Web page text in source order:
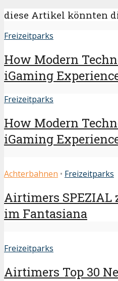
diese Artikel könnten
Freizeitparks
How Modern
iGaming
Freizeitparks
How Modern
iGaming
Achterbahnen • Freizeitparks
Airtimers SPEZIAL
im Fantasiana
Freizeitparks
Airtimers Top 30